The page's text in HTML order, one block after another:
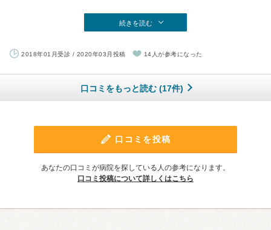
続きを読む
2018年01月受診 / 2020年03月投稿 14人が参考になった
口コミをもっと読む (17件)
口コミを投稿
あなたの口コミが病院を探している人の参考になります。
口コミ投稿について詳しくはこちら